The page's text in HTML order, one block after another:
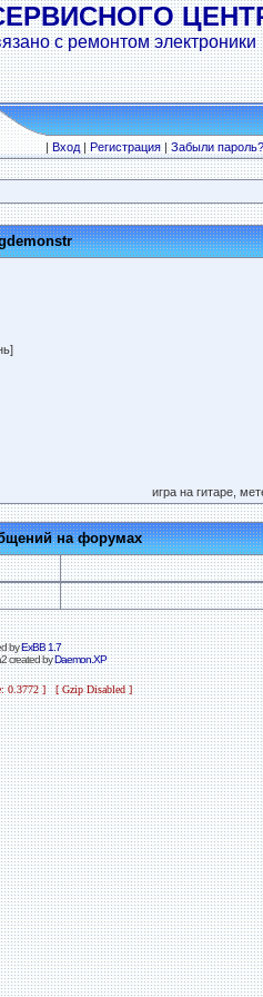
с ремонтом электроники
|Вход|Регистрация|Забыли пароль?
игра на гитаре,
на форумах
byExBB 1.7
created byDaemon.XP
0.3772 ] [ Gzip Disabled ]